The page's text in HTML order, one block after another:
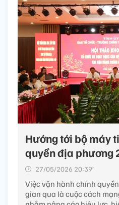
Hướng tới bộ máy
quyền địa phương
27/05/2026 20:39’
Việc vận hành chính
gian qua là cuộc cách